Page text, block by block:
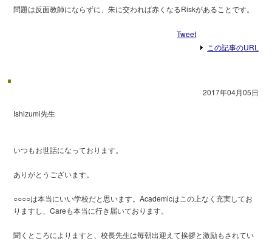
問題は反面教師にならずに、朱に交われば赤くなるRiskがあることです。
Tweet
この記事のURL
2017年04月05日
​Ishizumi​先生
いつもお世話になっております。
ありがとうございます。
○○○○は本当にいい学校だと思います。Academicはこの上なく充実してお
りますし、Careも本当に行き届いております。
聞くところによりますと、校長先生は毎朝出迎えて挨拶と激励もされてい